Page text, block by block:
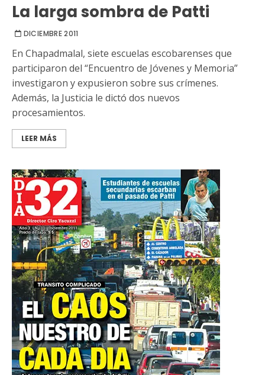
La larga sombra de Patti
DICIEMBRE 2011
En Chapadmalal, siete escuelas escobarenses que
participaron del “Encuentro de Jóvenes y Memoria”
investigaron y expusieron sobre sus crímenes.
Además, la Justicia le dictó dos nuevos
procesamientos.
LEER MÁS